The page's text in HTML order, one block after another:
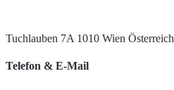
Tuchlauben 7A 1010 Wien Österreich
Telefon & E-Mail